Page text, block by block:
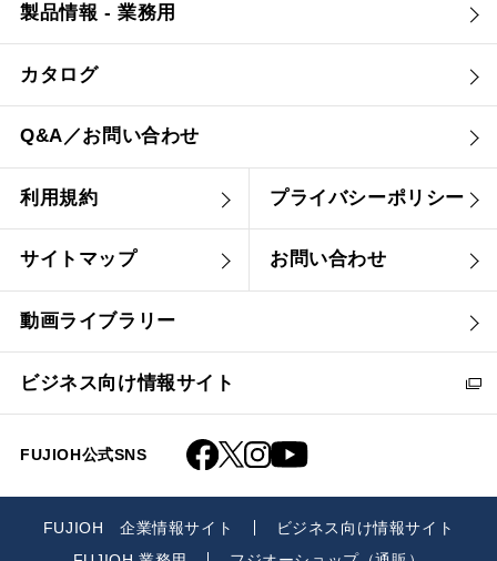
製品情報 - 業務用
カタログ
Q&A／お問い合わせ
利用規約 プライバシーポリシー
サイトマップ お問い合わせ
動画ライブラリー
ビジネス向け情報サイト
FUJIOH公式SNS
FUJIOH 企業情報サイト
ビジネス向け情報サイト